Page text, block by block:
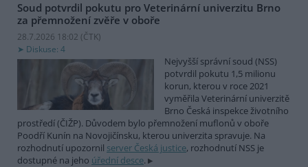
Soud potvrdil pokutu pro Veterinární univerzitu Brno
za přemnožení zvěře v oboře
28.7.2026 18:02 (ČTK)
Diskuse: 4
Nejvyšší správní soud (NSS)
potvrdil pokutu 1,5 milionu
korun, kterou v roce 2021
vyměřila Veterinární univerzitě
Brno Česká inspekce životního
prostředí (ČIŽP). Důvodem bylo přemnožení muflonů v oboře
Poodří Kunín na Novojičínsku, kterou univerzita spravuje. Na
rozhodnutí upozornil server Česká justice, rozhodnutí NSS je
dostupné na jeho úřední desce.